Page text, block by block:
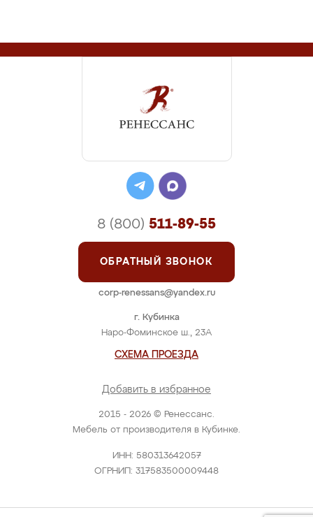
2015 - 2026 © Ренессанс.
Мебель от производителя в Кубинке.
ИНН: 580313642057
ОГРНИП: 317583500009448
г. Кубинка
Наро-Фоминское ш., 23А
СХЕМА ПРОЕЗДА
Добавить в избранное
8 (800) 511-89-55
ОБРАТНЫЙ ЗВОНОК
corp-renessans@yandex.ru